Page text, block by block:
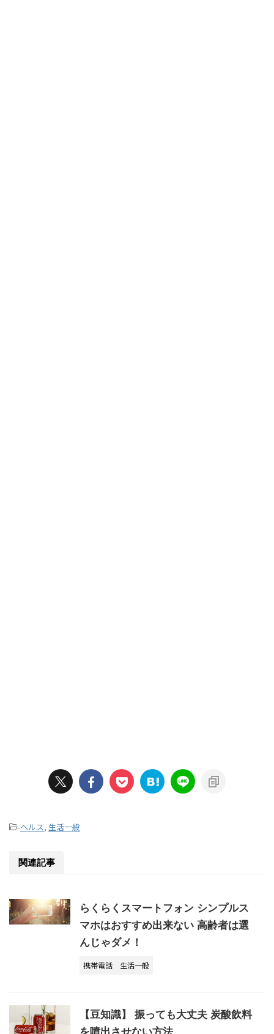
-ヘルス, 生活一般
関連記事
らくらくスマートフォン シンプルス
マホはおすすめ出来ない 高齢者は選
んじゃダメ！
携帯電話 生活一般
【豆知識】 振っても大丈夫 炭酸飲料